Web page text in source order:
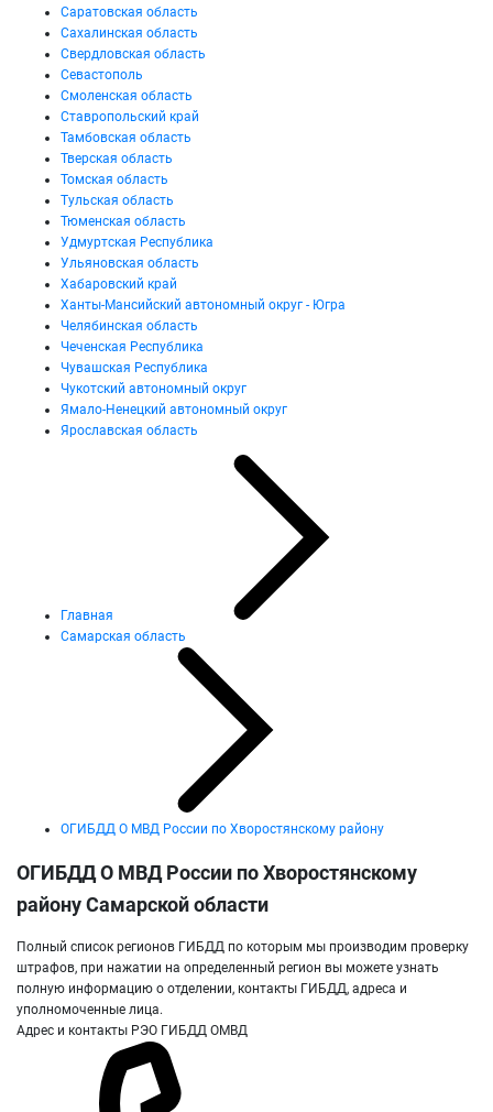
Саратовская область
Сахалинская область
Свердловская область
Севастополь
Смоленская область
Ставропольский край
Тамбовская область
Тверская область
Томская область
Тульская область
Тюменская область
Удмуртская Республика
Ульяновская область
Хабаровский край
Ханты-Мансийский автономный округ - Югра
Челябинская область
Чеченская Республика
Чувашская Республика
Чукотский автономный округ
Ямало-Ненецкий автономный округ
Ярославская область
Главная
Самарская область
ОГИБДД О МВД России по Хворостянскому району
ОГИБДД О МВД России по Хворостянскому
району Самарской области
Полный список регионов ГИБДД по которым мы производим проверку
штрафов, при нажатии на определенный регион вы можете узнать
полную информацию о отделении, контакты ГИБДД, адреса и
уполномоченные лица.
Адрес и контакты РЭО ГИБДД ОМВД